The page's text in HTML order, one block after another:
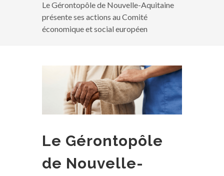
Le Gérontopôle de Nouvelle-Aquitaine
présente ses actions au Comité
économique et social européen
Le Gérontopôle
de Nouvelle-